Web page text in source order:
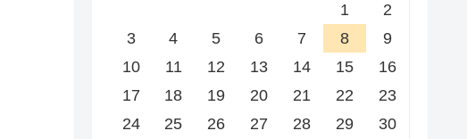
1
2
3
4 5 6 7 8
9
10
11 12 13 14 15
16
17
18 19 20 21 22
23
24
25 26 27 28 29
30